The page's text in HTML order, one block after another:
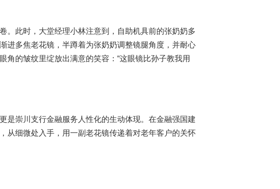
。此时，大堂经理小林注意到，自助机具前的张奶奶多
进多焦老花镜，半蹲着为张奶奶调整镜腿角度，并耐心
的皱纹里绽放出满意的笑容：“这眼镜比孙子教我用
是崇川支行金融服务人性化的生动体现。在金融强国建
从细微处入手，用一副老花镜传递着对老年客户的关怀